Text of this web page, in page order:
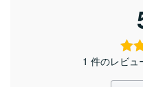
1 件のレビュ